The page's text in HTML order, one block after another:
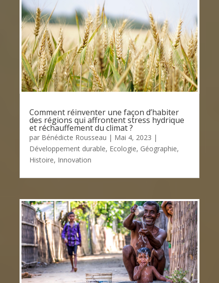
Comment réinventer une façon d’habiter
des régions qui affrontent stress hydrique
et réchauffement du climat ?
par Bénédicte Rousseau | Mai 4, 2023 |
Développement durable, Ecologie, Géographie,
Histoire, Innovation